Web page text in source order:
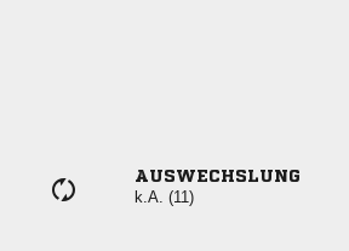
AUSWECHSLUNG
k.A. (11)